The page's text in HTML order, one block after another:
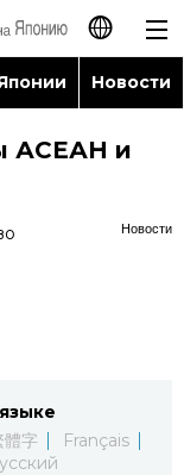
日本語
English
العربية
Новости
АСЕАН и
Новости
體字
Français